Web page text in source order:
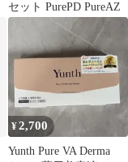
セット PurePD PureAZ
¥2,700
Yunth Pure VA Derma